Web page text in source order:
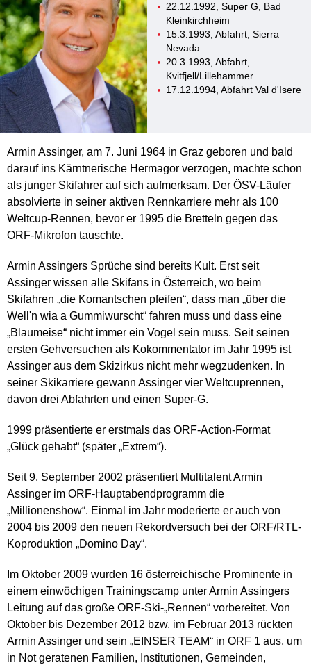
22.12.1992, Super G, Bad
Kleinkirchheim
15.3.1993, Abfahrt, Sierra
Nevada
20.3.1993, Abfahrt,
Kvitfjell/Lillehammer
17.12.1994, Abfahrt Val d'Isere
Armin Assinger, am 7. Juni 1964 in Graz geboren und bald
darauf ins Kärntnerische Hermagor verzogen, machte schon
als junger Skifahrer auf sich aufmerksam. Der ÖSV-Läufer
absolvierte in seiner aktiven Rennkarriere mehr als 100
Weltcup-Rennen, bevor er 1995 die Bretteln gegen das
ORF-Mikrofon tauschte.
Armin Assingers Sprüche sind bereits Kult. Erst seit
Assinger wissen alle Skifans in Österreich, wo beim
Skifahren „die Komantschen pfeifen“, dass man „über die
Well'n wia a Gummiwurscht“ fahren muss und dass eine
„Blaumeise“ nicht immer ein Vogel sein muss. Seit seinen
ersten Gehversuchen als Kokommentator im Jahr 1995 ist
Assinger aus dem Skizirkus nicht mehr wegzudenken. In
seiner Skikarriere gewann Assinger vier Weltcuprennen,
davon drei Abfahrten und einen Super-G.
1999 präsentierte er erstmals das ORF-Action-Format
„Glück gehabt“ (später „Extrem“).
Seit 9. September 2002 präsentiert Multitalent Armin
Assinger im ORF-Hauptabendprogramm die
„Millionenshow“. Einmal im Jahr moderierte er auch von
2004 bis 2009 den neuen Rekordversuch bei der ORF/RTL-
Koproduktion „Domino Day“.
Im Oktober 2009 wurden 16 österreichische Prominente in
einem einwöchigen Trainingscamp unter Armin Assingers
Leitung auf das große ORF-Ski-„Rennen“ vorbereitet. Von
Oktober bis Dezember 2012 bzw. im Februar 2013 rückten
Armin Assinger und sein „EINSER TEAM“ in ORF 1 aus, um
in Not geratenen Familien, Institutionen, Gemeinden,